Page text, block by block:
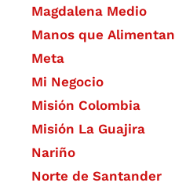
Magdalena Medio
Manos que Alimentan
Meta
Mi Negocio
Misión Colombia
Misión La Guajira
Nariño
Norte de Santander